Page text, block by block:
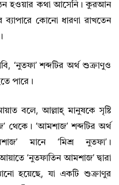
হওয়ার কথা আসেনি। কুরআন
ব্যাপারে কোনো ধারণা রাখতেন
নেই।
‘নুতফা’ শব্দটির অর্থ শুক্রাণুও
পারে।
বলে, আল্লাহ্ মানুষকে সৃষ্টি
থেকে। ‘আমশাজ’ শব্দটির অর্থ
মানে ‘মিশ্র নুতফা’।
‘নুতফাতিন আমশাজ’ দ্বারা
হয়েছে, যা একটি শুক্রাণুর